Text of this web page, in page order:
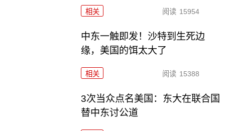
相关 阅读 15954
中东一触即发！沙特到生死边
缘，美国的饵太大了
相关 阅读 15388
3次当众点名美国：东大在联合国
替中东讨公道